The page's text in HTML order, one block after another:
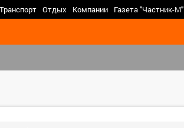
Транспорт Отдых Компании Газета "Частник-М"
>